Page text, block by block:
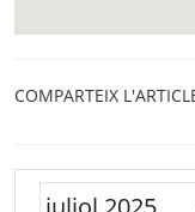
COMPARTEIX